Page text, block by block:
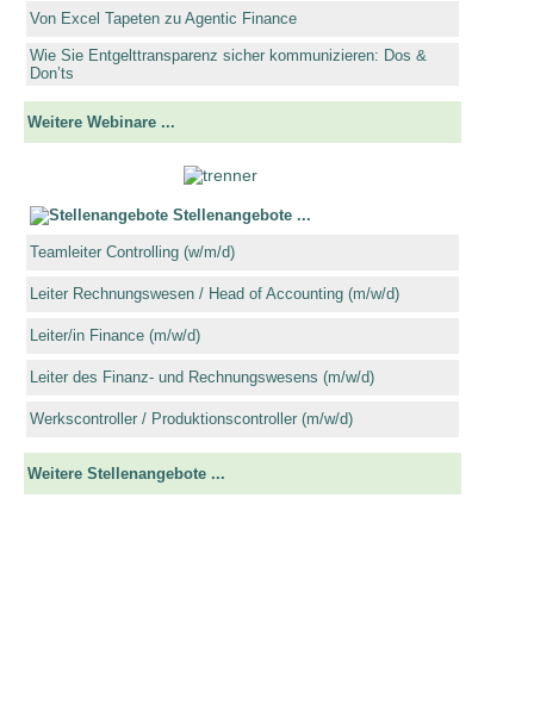
Von Excel Tapeten zu Agentic Finance
Wie Sie Entgelttransparenz sicher kommunizieren: Dos &
Don’ts
Weitere Webinare ...
Stellenangebote ...
Teamleiter Controlling (w/m/d)
Leiter Rechnungswesen / Head of Accounting (m/w/d)
Leiter/in Finance (m/w/d)
Leiter des Finanz- und Rechnungswesens (m/w/d)
Werkscontroller / Produktionscontroller (m/w/d)
Weitere Stellenangebote ...